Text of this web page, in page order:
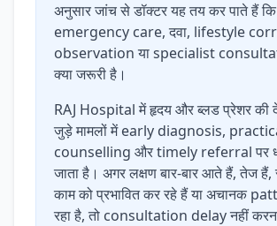
अनुसार जांच से डॉक्टर यह तय कर पाते हैं कि
emergency care, दवा, lifestyle
observation या specialist
क्या जरूरी है।
RAJ Hospital में हृदय और ब्लड प्रेशर की
जुड़े मामलों में early diagnosis,
counselling और timely referral पर
जाता है। अगर लक्षण बार-बार आते हैं, तेज हैं,
काम को प्रभावित कर रहे हैं या अचानक
रहा है, तो consultation delay नहीं करना